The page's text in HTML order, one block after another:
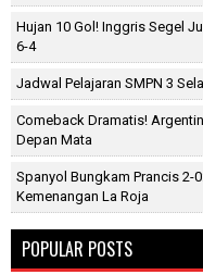
Hujan 10 Gol! Inggris Segel
6-4
Jadwal Pelajaran SMPN 3
Comeback Dramatis!
Depan Mata
Spanyol Bungkam Prancis 2-
Kemenangan La Roja
POPULAR POSTS